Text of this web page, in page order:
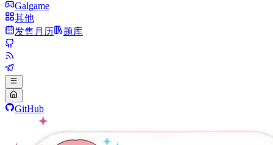
Galgame
其他
发售月历
题库
GitHub